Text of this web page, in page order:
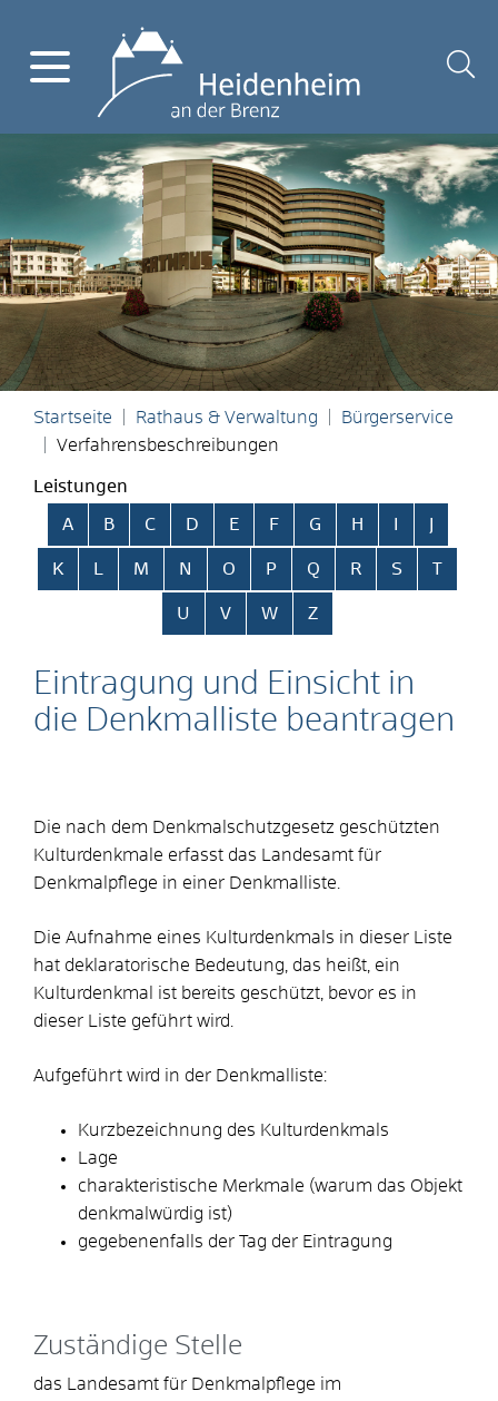
Startseite Rathaus & Verwaltung
Bürgerservice
Verfahrensbeschreibungen
Leistungen
Alphabetisches Register überspringen
A B C D E F G H
K L M N O P Q R S T
U V W Z
Eintragung und Einsicht in
die Denkmalliste beantragen
Die nach dem Denkmalschutzgesetz geschützten
Kulturdenkmale erfasst das Landesamt für
Denkmalpflege in einer Denkmalliste.
Die Aufnahme eines Kulturdenkmals in dieser Liste
hat deklaratorische Bedeutung, das heißt, ein
Kulturdenkmal ist bereits geschützt, bevor es in
dieser Liste geführt wird.
Aufgeführt wird in der Denkmalliste:
Kurzbezeichnung des Kulturdenkmals
Lage
charakteristische Merkmale (warum das Objekt
denkmalwürdig ist)
gegebenenfalls der Tag der Eintragung
Zuständige Stelle
das Landesamt für Denkmalpflege im